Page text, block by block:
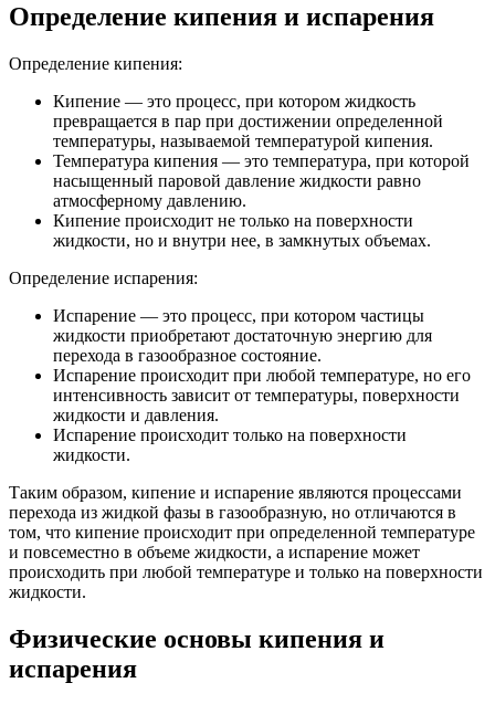
Определение кипения и испарения
Определение кипения:
Кипение — это процесс, при котором жидкость
превращается в пар при достижении определенной
температуры, называемой температурой кипения.
Температура кипения — это температура, при которой
насыщенный паровой давление жидкости равно
атмосферному давлению.
Кипение происходит не только на поверхности
жидкости, но и внутри нее, в замкнутых объемах.
Определение испарения:
Испарение — это процесс, при котором частицы
жидкости приобретают достаточную энергию для
перехода в газообразное состояние.
Испарение происходит при любой температуре, но его
интенсивность зависит от температуры, поверхности
жидкости и давления.
Испарение происходит только на поверхности
жидкости.
Таким образом, кипение и испарение являются процессами
перехода из жидкой фазы в газообразную, но отличаются в
том, что кипение происходит при определенной температуре
и повсеместно в объеме жидкости, а испарение может
происходить при любой температуре и только на поверхности
жидкости.
Физические основы кипения и
испарения